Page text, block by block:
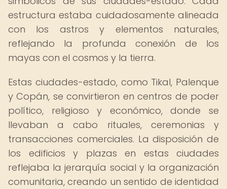
estructura estaba cuidadosamente alineada
con los astros y elementos naturales,
reflejando la profunda conexión de los
mayas con el cosmos y la tierra.
Estas ciudades-estado, como Tikal, Palenque
y Copán, se convirtieron en centros de poder
político, religioso y económico, donde se
llevaban a cabo rituales, ceremonias y
transacciones comerciales. La disposición de
los edificios y plazas en estas ciudades
reflejaba la jerarquía social y la organización
comunitaria, creando un sentido de identidad